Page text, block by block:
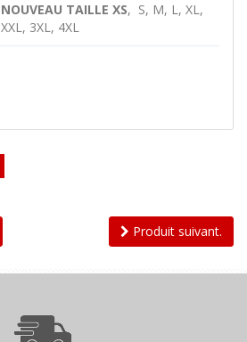
NOUVEAU TAILLE XS, S, M, L, XL,
XXL, 3XL, 4XL
Produit suivant.